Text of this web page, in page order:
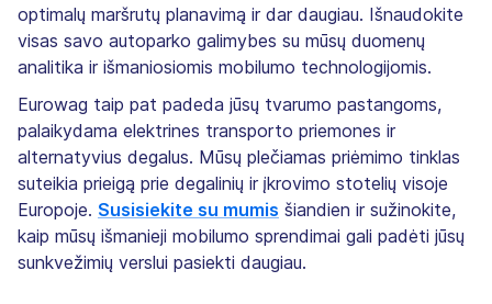
optimalų maršrutų planavimą ir dar daugiau. Išnaudokite
visas savo autoparko galimybes su mūsų duomenų
analitika ir išmaniosiomis mobilumo technologijomis.
Eurowag taip pat padeda jūsų tvarumo pastangoms,
palaikydama elektrines transporto priemones ir
alternatyvius degalus. Mūsų plečiamas priėmimo tinklas
suteikia prieigą prie degalinių ir įkrovimo stotelių visoje
Europoje. Susisiekite su mumis šiandien ir sužinokite,
kaip mūsų išmanieji mobilumo sprendimai gali padėti jūsų
sunkvežimių verslui pasiekti daugiau.